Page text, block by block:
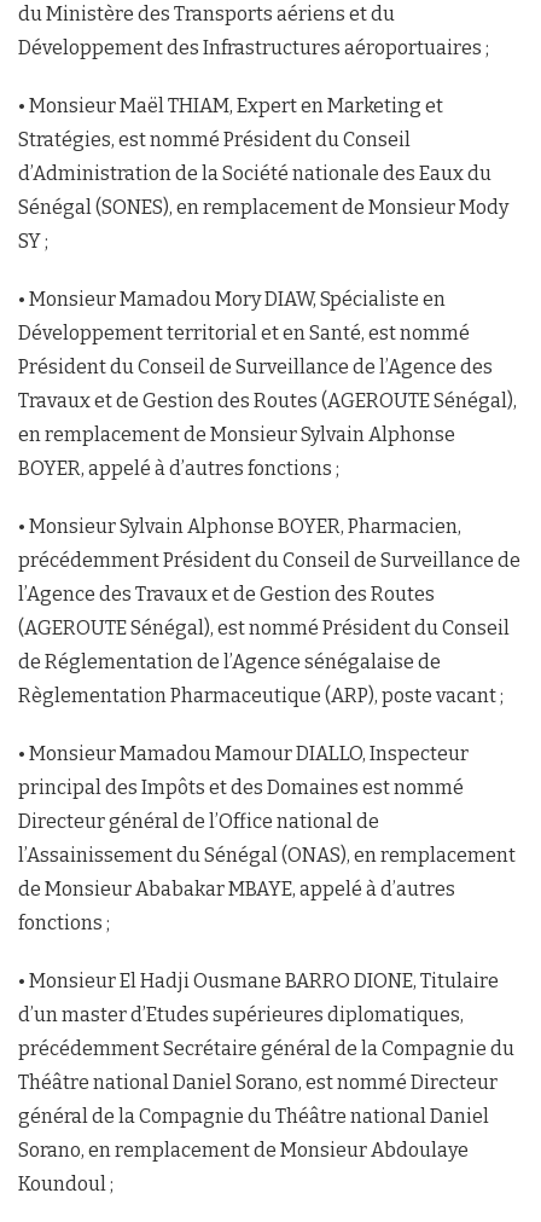
du Ministère des Transports aériens et du
Développement des Infrastructures aéroportuaires ;
• Monsieur Maël THIAM, Expert en Marketing et
Stratégies, est nommé Président du Conseil
d’Administration de la Société nationale des Eaux du
Sénégal (SONES), en remplacement de Monsieur Mody
SY ;
• Monsieur Mamadou Mory DIAW, Spécialiste en
Développement territorial et en Santé, est nommé
Président du Conseil de Surveillance de l’Agence des
Travaux et de Gestion des Routes (AGEROUTE Sénégal),
en remplacement de Monsieur Sylvain Alphonse
BOYER, appelé à d’autres fonctions ;
• Monsieur Sylvain Alphonse BOYER, Pharmacien,
précédemment Président du Conseil de Surveillance de
l’Agence des Travaux et de Gestion des Routes
(AGEROUTE Sénégal), est nommé Président du Conseil
de Réglementation de l’Agence sénégalaise de
Règlementation Pharmaceutique (ARP), poste vacant ;
• Monsieur Mamadou Mamour DIALLO, Inspecteur
principal des Impôts et des Domaines est nommé
Directeur général de l’Office national de
l’Assainissement du Sénégal (ONAS), en remplacement
de Monsieur Ababakar MBAYE, appelé à d’autres
fonctions ;
• Monsieur El Hadji Ousmane BARRO DIONE, Titulaire
d’un master d’Etudes supérieures diplomatiques,
précédemment Secrétaire général de la Compagnie du
Théâtre national Daniel Sorano, est nommé Directeur
général de la Compagnie du Théâtre national Daniel
Sorano, en remplacement de Monsieur Abdoulaye
Koundoul ;